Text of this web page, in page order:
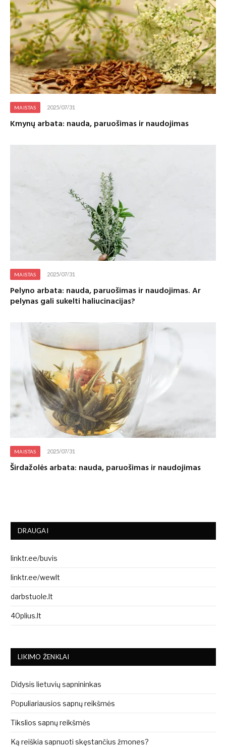
MAISTAS 2025/07/31
Kmynų arbata: nauda, paruošimas ir naudojimas
MAISTAS 2025/07/31
Pelyno arbata: nauda, paruošimas ir naudojimas. Ar
pelynas gali sukelti haliucinacijas?
MAISTAS 2025/07/31
Širdažolės arbata: nauda, paruošimas ir naudojimas
DRAUGAI
linktr.ee/buvis
linktr.ee/wewlt
darbstuole.lt
40plius.lt
LIKIMO ŽENKLAI
Didysis lietuvių sapnininkas
Populiariausios sapnų reikšmės
Tikslios sapnų reikšmės
Ką reiškia sapnuoti skęstančius žmones?